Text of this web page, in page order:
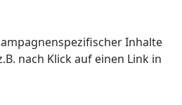
Inhalte
nach Klick auf einen Link in